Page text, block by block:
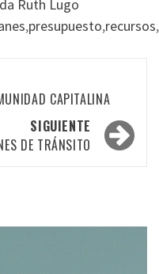
Ruth Lugo
,presupuesto,recursos,
CAPITALINA
SIGUIENTE
DE TRÁNSITO